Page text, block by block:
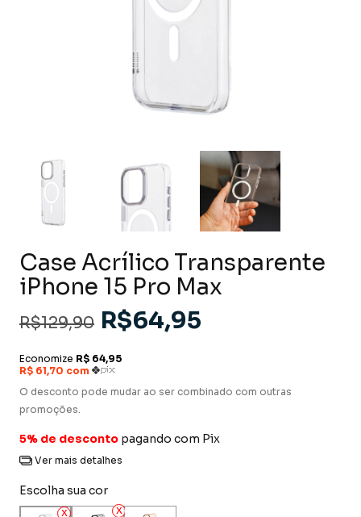
Case Acrílico Transparente
iPhone 15 Pro Max
R$129,90 R$64,95
O desconto pode mudar ao ser combinado com outras
promoções.
5% de desconto pagando com Pix
Ver mais detalhes
Escolha sua cor